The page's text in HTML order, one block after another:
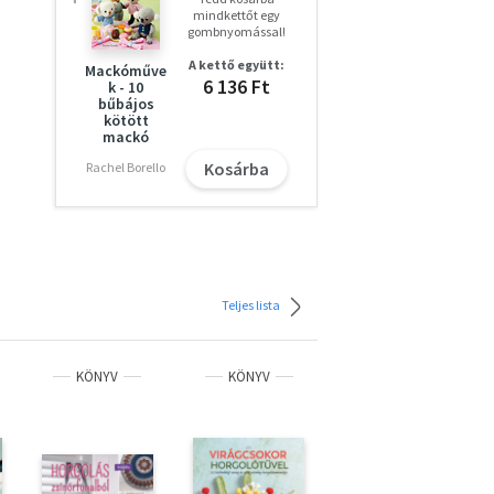
Mackóműve
k - 10
bűbájos
kötött
mackó
Rachel Borello
mindkettőt egy
gombnyomással!
A kettő együtt:
6 136 Ft
Kosárba
Teljes lista
KÖNYV KÖNYV